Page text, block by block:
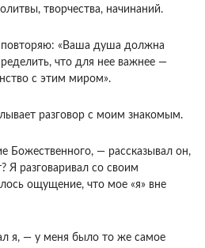
твор­чества, начинаний.
повторяю: «Ваша душа должна
что для нее важнее —
с этим миром».
разговор с моим знакомым.
— рассказывал он,
Я разговаривал со своим
ощущение, что мое «я» вне
я, — у меня было то же самое